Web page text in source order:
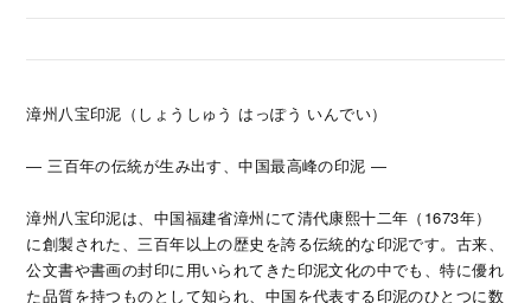
漳州八宝印泥（しょうしゅう はっぽう いんでい）
― 三百年の伝統が生み出す、中国最高峰の印泥 ―
漳州八宝印泥は、中国福建省漳州にて清代康熙十二年（1673年）
に創製された、三百年以上の歴史を誇る伝統的な印泥です。古来、
公文書や書画の封印に用いられてきた印泥文化の中でも、特に優れ
た品質を持つものとして知られ、中国を代表する印泥のひとつに数